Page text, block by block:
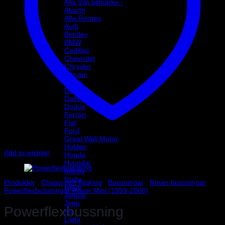
Alla Välj bilmärke ›
Abarth
Alfa Romeo
Audi
Bentley
BMW
Cadillac
Chevrolet
Chrysler
Citroen
Dacia
Daewoo
Daihatsu
Dodge
Ferrari
Fiat
Ford
Great Wall Motor
Holden
Honda
Hyundai
Infinity
Isuzu
Iveco
Jaguar
Jeep
Kia
Lada
Add to wishlist
Produkter Chassi och fjädring Bussningar Rover bussningar
Powerflexbussningar Rover Mini (1959-2000)
Powerflexbussning